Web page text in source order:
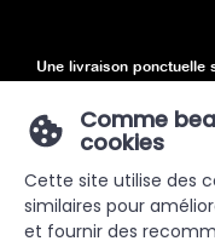
Une livraison ponctuelle
Sitemap
Comme
cookies
Cette site utilise des
similaires pour
et fournir des